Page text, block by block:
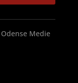
Odense Medie